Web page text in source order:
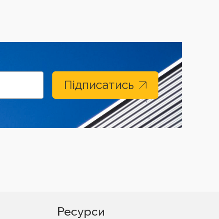
Підписатись
Ресурси